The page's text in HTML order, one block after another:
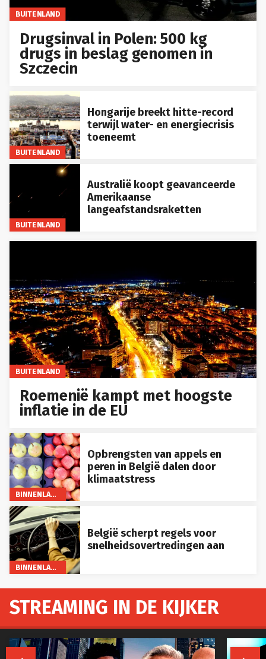
BUITENLAND
Drugsinval in Polen: 500 kg
drugs in beslag genomen in
Szczecin
BUITENLAND
Hongarije breekt hitte-record
terwijl water- en energiecrisis
toeneemt
BUITENLAND
Australië koopt geavanceerde
Amerikaanse
langeafstandsraketten
BUITENLAND
Roemenië kampt met hoogste
inflatie in de EU
BINNENLAND
Opbrengsten van appels en
peren in België dalen door
klimaatstress
BINNENLAND
België scherpt regels voor
snelheidsovertredingen aan
STREAMING IN DE KIJKER